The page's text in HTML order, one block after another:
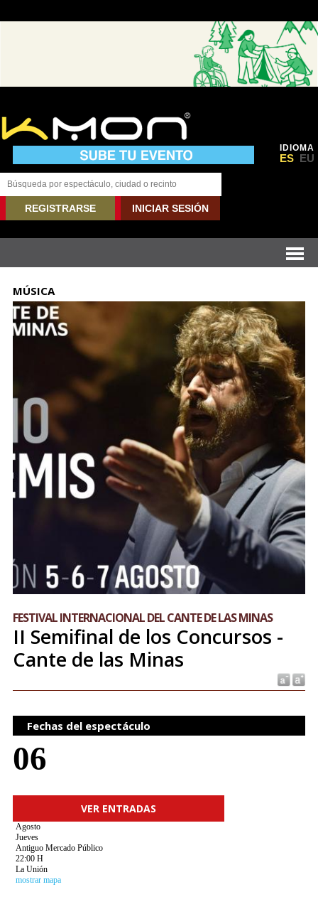
IDIOMA
ES EU
REGISTRARSE INICIAR SESIÓN
MÚSICA
FESTIVAL INTERNACIONAL DEL CANTE DE LAS MINAS
II Semifinal de los Concursos -
Cante de las Minas
Fechas del espectáculo
06
VER ENTRADAS
Agosto
Jueves
Antiguo Mercado Público
22:00 H
La Unión
mostrar mapa